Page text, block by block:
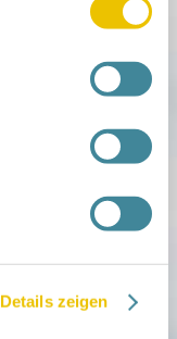
Details zeigen